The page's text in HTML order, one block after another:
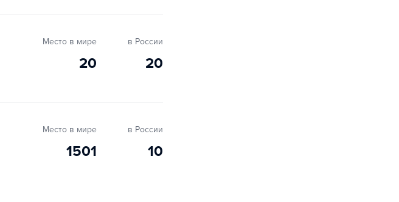
Место в мире в России
20 20
Место в мире в России
1501 10